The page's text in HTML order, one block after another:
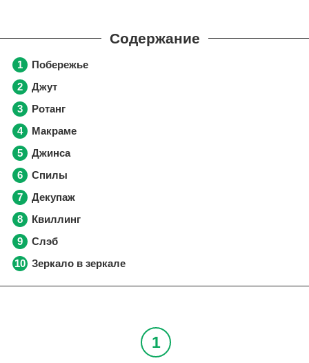
Побережье
Джут
Ротанг
Макраме
Джинса
Спилы
Декупаж
Квиллинг
Слэб
Зеркало в зеркале